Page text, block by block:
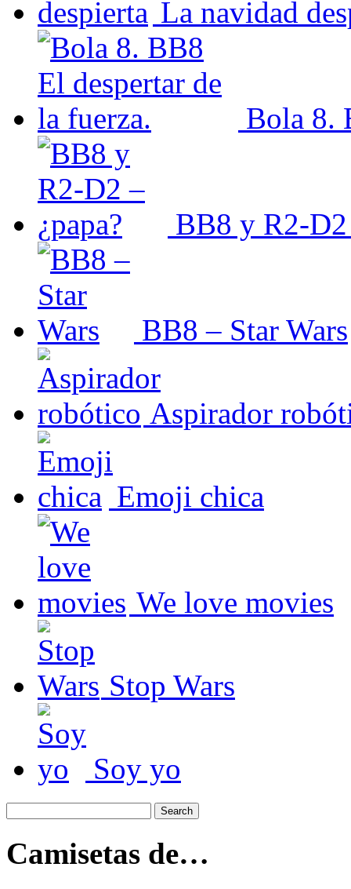
La navidad
Bola 8.
BB8 y R2-D2
BB8 – Star Wars
Aspirador
Emoji chica
We love movies
Stop Wars
Soy yo
Camisetas de…